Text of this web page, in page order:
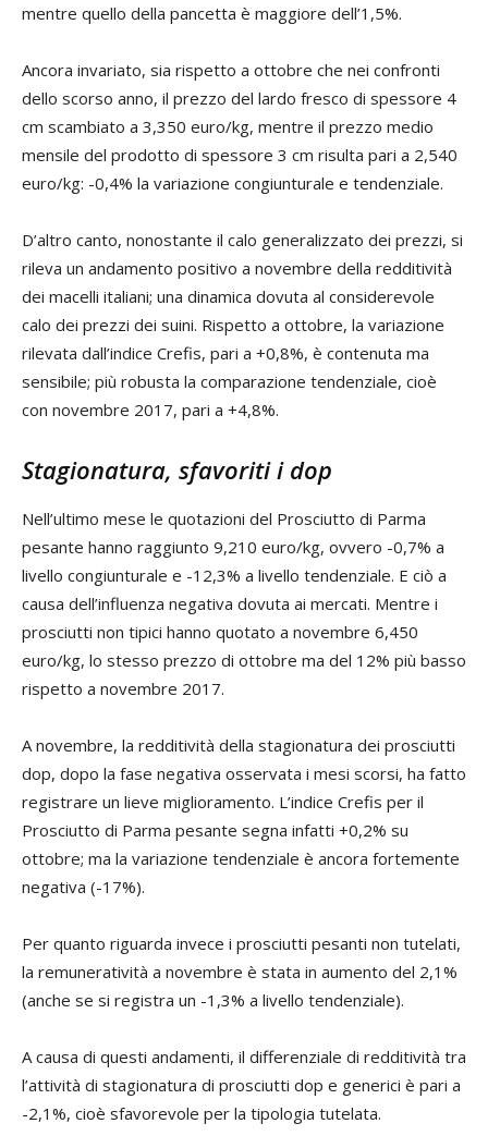
mentre quello della pancetta è maggiore dell’1,5%.
Ancora invariato, sia rispetto a ottobre che nei confronti
dello scorso anno, il prezzo del lardo fresco di spessore 4
cm scambiato a 3,350 euro/kg, mentre il prezzo medio
mensile del prodotto di spessore 3 cm risulta pari a 2,540
euro/kg: -0,4% la variazione congiunturale e tendenziale.
D’altro canto, nonostante il calo generalizzato dei prezzi, si
rileva un andamento positivo a novembre della redditività
dei macelli italiani; una dinamica dovuta al considerevole
calo dei prezzi dei suini. Rispetto a ottobre, la variazione
rilevata dall’indice Crefis, pari a +0,8%, è contenuta ma
sensibile; più robusta la comparazione tendenziale, cioè
con novembre 2017, pari a +4,8%.
Stagionatura, sfavoriti i dop
Nell’ultimo mese le quotazioni del Prosciutto di Parma
pesante hanno raggiunto 9,210 euro/kg, ovvero -0,7% a
livello congiunturale e -12,3% a livello tendenziale. E ciò a
causa dell’influenza negativa dovuta ai mercati. Mentre i
prosciutti non tipici hanno quotato a novembre 6,450
euro/kg, lo stesso prezzo di ottobre ma del 12% più basso
rispetto a novembre 2017.
A novembre, la redditività della stagionatura dei prosciutti
dop, dopo la fase negativa osservata i mesi scorsi, ha fatto
registrare un lieve miglioramento. L’indice Crefis per il
Prosciutto di Parma pesante segna infatti +0,2% su
ottobre; ma la variazione tendenziale è ancora fortemente
negativa (-17%).
Per quanto riguarda invece i prosciutti pesanti non tutelati,
la remuneratività a novembre è stata in aumento del 2,1%
(anche se si registra un -1,3% a livello tendenziale).
A causa di questi andamenti, il differenziale di redditività tra
l’attività di stagionatura di prosciutti dop e generici è pari a
-2,1%, cioè sfavorevole per la tipologia tutelata.